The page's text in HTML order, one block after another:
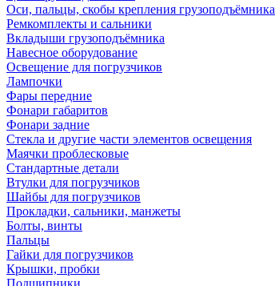
Оси, пальцы, скобы крепления грузоподъёмника
Ремкомплекты и сальники
Вкладыши грузоподъёмника
Навесное оборудование
Освещение для погрузчиков
Лампочки
Фары передние
Фонари габаритов
Фонари задние
Стекла и другие части элементов освещения
Маячки проблесковые
Стандартные детали
Втулки для погрузчиков
Шайбы для погрузчиков
Прокладки, сальники, манжеты
Болты, винты
Пальцы
Гайки для погрузчиков
Крышки, пробки
Подшипники